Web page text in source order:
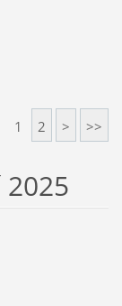
1 2 > >>